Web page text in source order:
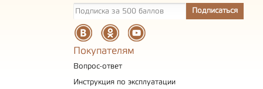
Покупателям
Вопрос-ответ
Инструкция по эксплуатации